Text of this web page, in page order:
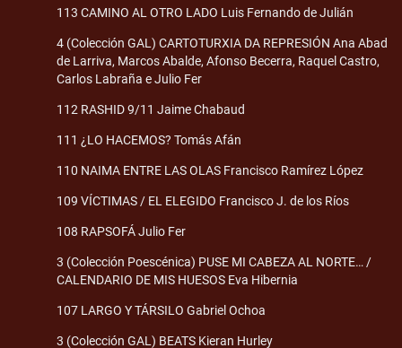
113 CAMINO AL OTRO LADO Luis Fernando de Julián
4 (Colección GAL) CARTOTURXIA DA REPRESIÓN Ana Abad
de Larriva, Marcos Abalde, Afonso Becerra, Raquel Castro,
Carlos Labraña e Julio Fer
112 RASHID 9/11 Jaime Chabaud
111 ¿LO HACEMOS? Tomás Afán
110 NAIMA ENTRE LAS OLAS Francisco Ramírez López
109 VÍCTIMAS / EL ELEGIDO Francisco J. de los Ríos
108 RAPSOFÁ Julio Fer
3 (Colección Poescénica) PUSE MI CABEZA AL NORTE… /
CALENDARIO DE MIS HUESOS Eva Hibernia
107 LARGO Y TÁRSILO Gabriel Ochoa
3 (Colección GAL) BEATS Kieran Hurley